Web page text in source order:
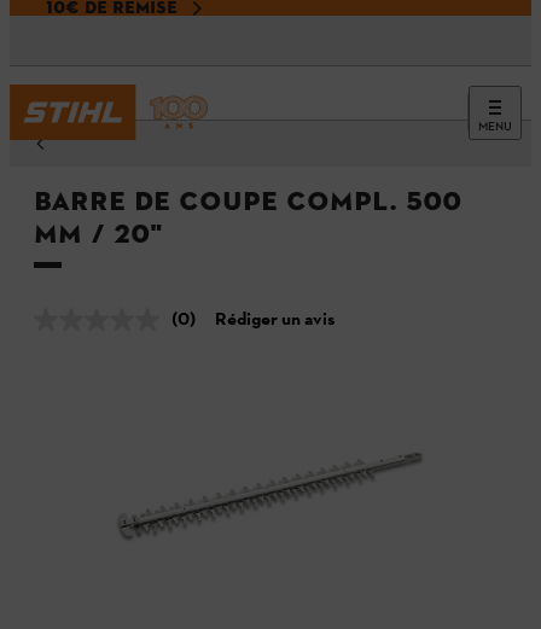
10€ DE REMISE
MENU
Barre de coupe compl. 500
mm / 20"
(0) Rédiger un avis